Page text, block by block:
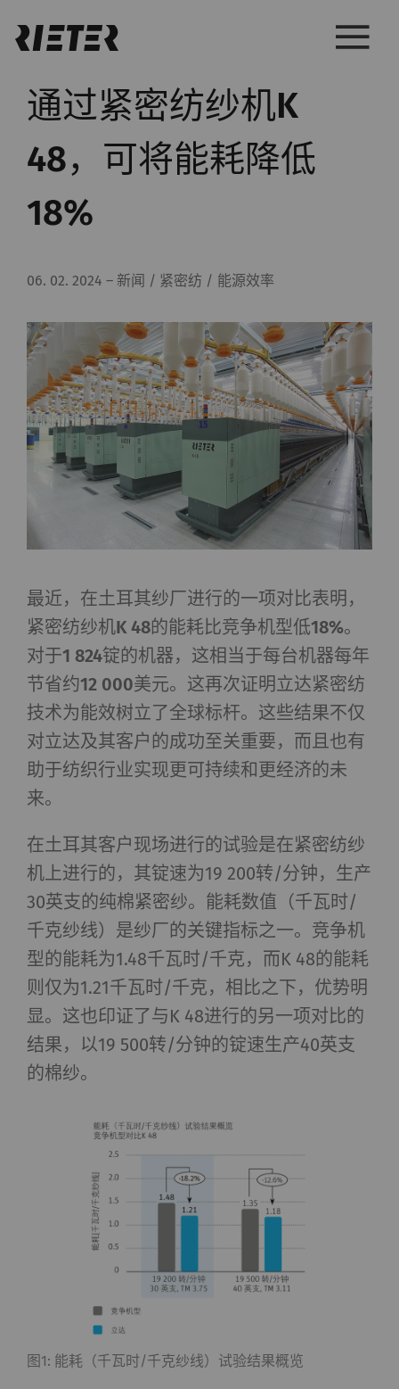
通过紧密纺纱机K
48，可将能耗降低
18%
06. 02. 2024– 新闻 / 紧密纺 / 能源效率
最近，在土耳其纱厂进行的一项对比表明，
紧密纺纱机K 48的能耗比竞争机型低18%。
对于1 824锭的机器，这相当于每台机器每年
节省约12 000美元。这再次证明立达紧密纺
技术为能效树立了全球标杆。这些结果不仅
对立达及其客户的成功至关重要，而且也有
助于纺织行业实现更可持续和更经济的未
来。
在土耳其客户现场进行的试验是在紧密纺纱
机上进行的，其锭速为19 200转/分钟，生产
30英支的纯棉紧密纱。能耗数值（千瓦时/
千克纱线）是纱厂的关键指标之一。竞争机
型的能耗为1.48千瓦时/千克，而K 48的能耗
则仅为1.21千瓦时/千克，相比之下，优势明
显。这也印证了与K 48进行的另一项对比的
结果，以19 500转/分钟的锭速生产40英支
的棉纱。
图1: 能耗（千瓦时/千克纱线）试验结果概览